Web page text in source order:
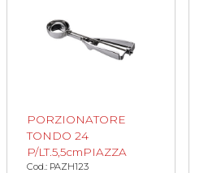
PORZIONATORE
TONDO 24
P/LT.5,5cmPIAZZA
Cod.: PAZH123